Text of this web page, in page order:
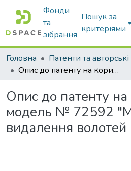
Фонди
та
зібрання
Пошук за
критеріями
Головна
Опис до патенту на корисну модель № 72592 "Машина для видалення волотей кукурудзи"
Опис до патенту на
модель № 72592
видалення